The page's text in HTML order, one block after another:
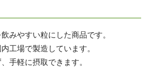
みやすい粒にした商品です。
工場で製造しています。
手軽に摂取できます。